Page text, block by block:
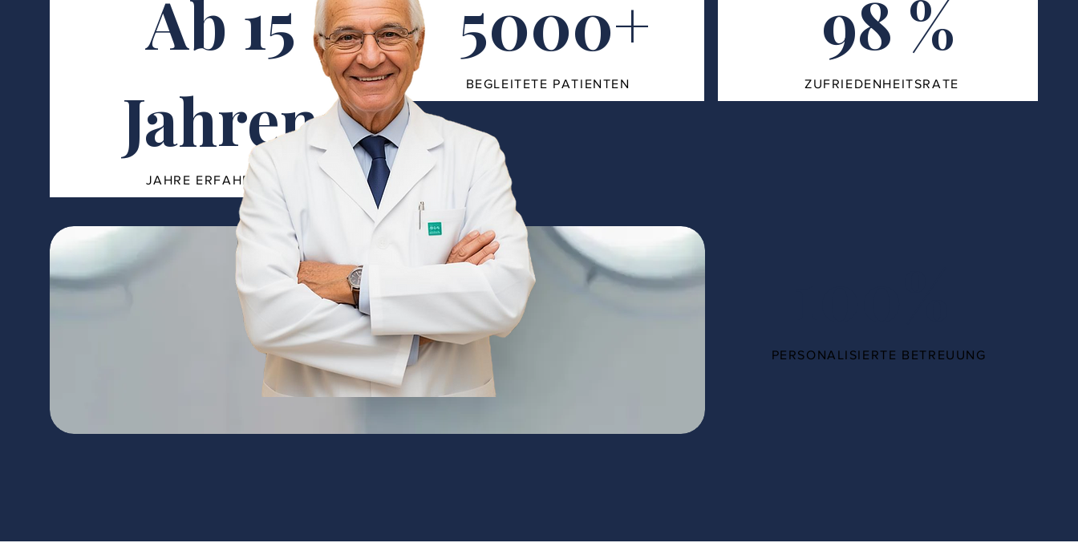
Ab 15
Jahren
JAHRE ERFAHRUNG
5000+
BEGLEITETE PATIENTEN
98 %
ZUFRIEDENHEITSRATE
PERSONALISIERTE BETREUUNG